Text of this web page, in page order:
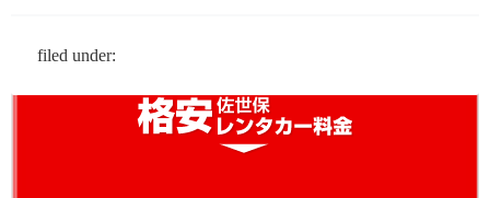
filed under: